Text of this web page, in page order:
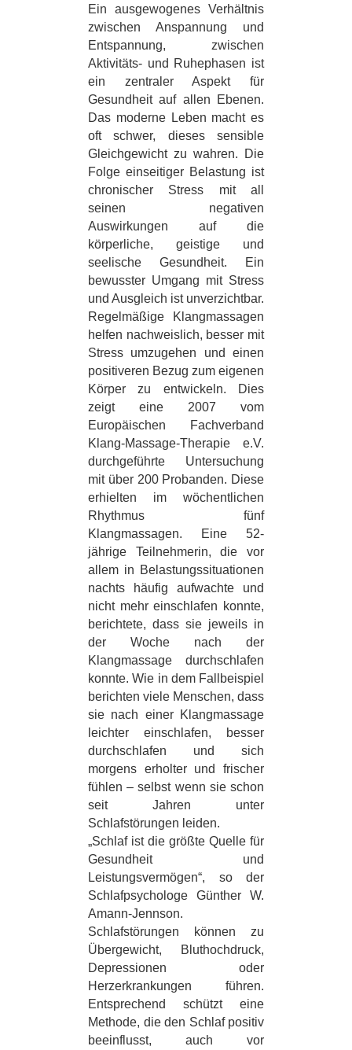
Ein ausgewogenes Verhältnis
zwischen Anspannung und
Entspannung, zwischen
Aktivitäts- und Ruhephasen ist
ein zentraler Aspekt für
Gesundheit auf allen Ebenen.
Das moderne Leben macht es
oft schwer, dieses sensible
Gleichgewicht zu wahren. Die
Folge einseitiger Belastung ist
chronischer Stress mit all
seinen negativen
Auswirkungen auf die
körperliche, geistige und
seelische Gesundheit. Ein
bewusster Umgang mit Stress
und Ausgleich ist unverzichtbar.
Regelmäßige Klangmassagen
helfen nachweislich, besser mit
Stress umzugehen und einen
positiveren Bezug zum eigenen
Körper zu entwickeln. Dies
zeigt eine 2007 vom
Europäischen Fachverband
Klang-Massage-Therapie e.V.
durchgeführte Untersuchung
mit über 200 Probanden. Diese
erhielten im wöchentlichen
Rhythmus fünf
Klangmassagen. Eine 52-
jährige Teilnehmerin, die vor
allem in Belastungssituationen
nachts häufig aufwachte und
nicht mehr einschlafen konnte,
berichtete, dass sie jeweils in
der Woche nach der
Klangmassage durchschlafen
konnte. Wie in dem Fallbeispiel
berichten viele Menschen, dass
sie nach einer Klangmassage
leichter einschlafen, besser
durchschlafen und sich
morgens erholter und frischer
fühlen – selbst wenn sie schon
seit Jahren unter
Schlafstörungen leiden.
„Schlaf ist die größte Quelle für
Gesundheit und
Leistungsvermögen“, so der
Schlafpsychologe Günther W.
Amann-Jennson.
Schlafstörungen können zu
Übergewicht, Bluthochdruck,
Depressionen oder
Herzerkrankungen führen.
Entsprechend schützt eine
Methode, die den Schlaf positiv
beeinflusst, auch vor